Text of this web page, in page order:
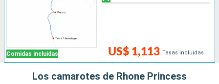
Comidas incluidas US$ 1,113 Tasas incluidas
Los camarotes de Rhone Princess